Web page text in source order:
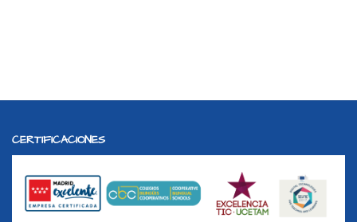
CERTIFICACIONES